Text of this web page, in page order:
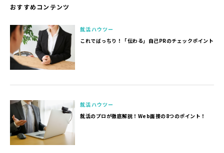
おすすめコンテンツ
就活ハウツー
これでばっちり！「伝わる」自己PRのチェックポイント
就活ハウツー
就活のプロが徹底解説！Web面接の8つのポイント！